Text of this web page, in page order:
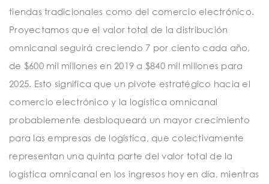
tiendas tradicionales como del comercio electrónico.
Proyectamos que el valor total de la distribución
omnicanal seguirá creciendo 7 por ciento cada año,
de $600 mil millones en 2019 a $840 mil millones para
2025. Esto significa que un pivote estratégico hacia el
comercio electrónico y la logística omnicanal
probablemente desbloqueará un mayor crecimiento
para las empresas de logística, que colectivamente
representan una quinta parte del valor total de la
logística omnicanal en los ingresos hoy en día, mientras